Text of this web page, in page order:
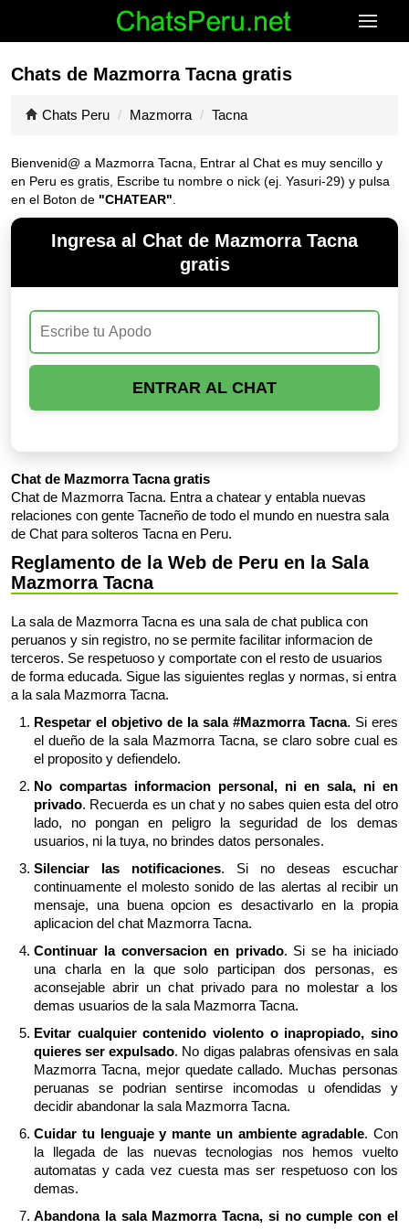
Chats de Mazmorra Tacna gratis
Chats Peru Mazmorra Tacna
Bienvenid@ a Mazmorra Tacna, Entrar al Chat es muy sencillo y
en Peru es gratis, Escribe tu nombre o nick (ej. Yasuri-29) y pulsa
en el Boton de "CHATEAR"
Ingresa al Chat de Mazmorra Tacna
gratis
ENTRAR AL CHAT
Chat de Mazmorra Tacna gratis
Chat de Mazmorra Tacna. Entra a chatear y entabla nuevas
relaciones con gente Tacneño de todo el mundo en nuestra sala
de Chat para solteros Tacna en Peru.
Reglamento de la Web de Peru en la Sala
Mazmorra Tacna
La sala de Mazmorra Tacna es una sala de chat publica con
peruanos y sin registro, no se permite facilitar informacion de
terceros. Se respetuoso y comportate con el resto de usuarios
de forma educada. Sigue las siguientes reglas y normas, si entra
a la sala Mazmorra Tacna.
Respetar el objetivo de la sala #Mazmorra Tacna. Si eres
el dueño de la sala Mazmorra Tacna, se claro sobre cual es
el proposito y defiendelo.
No compartas informacion personal, ni en sala, ni en
privado. Recuerda es un chat y no sabes quien esta del otro
lado, no pongan en peligro la seguridad de los demas
usuarios, ni la tuya, no brindes datos personales.
Silenciar las notificaciones. Si no deseas escuchar
continuamente el molesto sonido de las alertas al recibir un
mensaje, una buena opcion es desactivarlo en la propia
aplicacion del chat Mazmorra Tacna.
Continuar la conversacion en privado. Si se ha iniciado
una charla en la que solo participan dos personas, es
aconsejable abrir un chat privado para no molestar a los
demas usuarios de la sala Mazmorra Tacna.
Evitar cualquier contenido violento o inapropiado, sino
quieres ser expulsado. No digas palabras ofensivas en sala
Mazmorra Tacna, mejor quedate callado. Muchas personas
peruanas se podrian sentirse incomodas u ofendidas y
decidir abandonar la sala Mazmorra Tacna.
Cuidar tu lenguaje y mante un ambiente agradable. Con
la llegada de las nuevas tecnologias nos hemos vuelto
automatas y cada vez cuesta mas ser respetuoso con los
demas.
Abandona la sala Mazmorra Tacna, si no cumple con el